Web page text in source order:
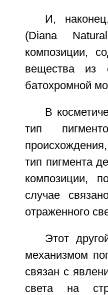
И,
(Diana
композиции,
вещества из
батохромной
В
тип
тип пигмента
композиции,
случае
отраженного
Этот
механизмом
связан с
света на